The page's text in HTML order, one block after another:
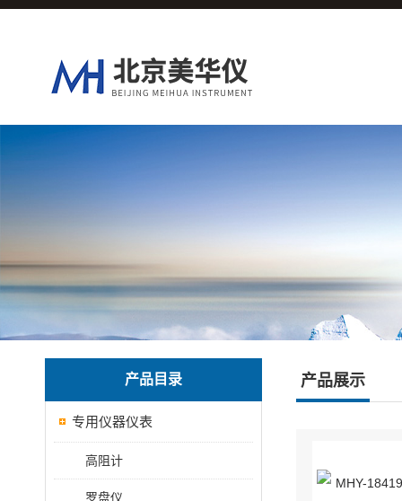
产品目录
专用仪器仪表
高阻计
罗盘仪
产品展示